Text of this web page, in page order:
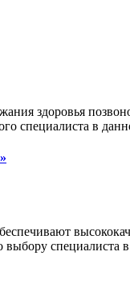
здоровья
специалиста в
специалиста в